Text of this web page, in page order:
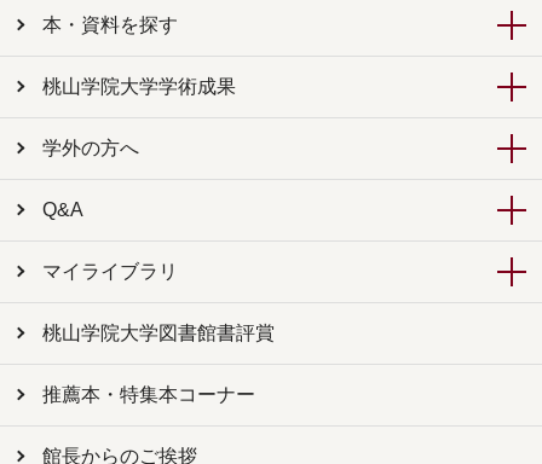
本・資料を探す
桃山学院大学学術成果
学外の方へ
Q&A
マイライブラリ
桃山学院大学図書館書評賞
推薦本・特集本コーナー
館長からのご挨拶